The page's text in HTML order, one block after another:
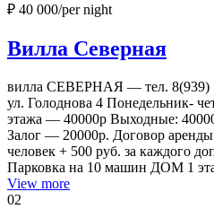
₽ 40 000/per night
Вилла Северная
вилла СЕВЕРНАЯ — тел. 8(939)
ул. Голоднова 4 Понедельник-
этажа — 40000р Выходные:
Залог — 20000р. Договор
человек + 500 руб. за каждого
Парковка на 10 машин ДОМ 1
View more
02